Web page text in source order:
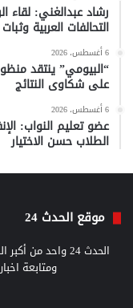
رشاد عبدالغني:
التحالفات العربية
6 أغسطس، 2026
“البيومي” ينتقد
على شكاوى النتائج
6 أغسطس، 2026
عضو تعليم النواب:
الطلاب حسن الاختيار
موقع الحدث 24
الحدث 24 واحد
ومتابعة